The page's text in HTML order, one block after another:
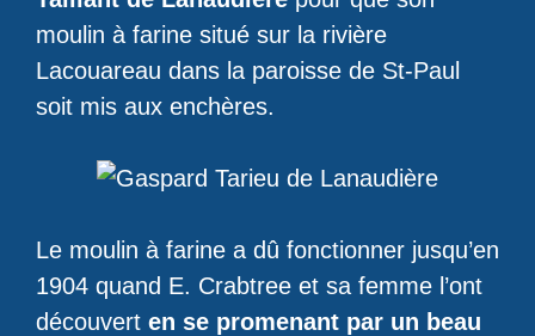
moulin à farine situé sur la rivière
Lacouareau dans la paroisse de St-Paul
soit mis aux enchères.
Le moulin à farine a dû fonctionner jusqu’en
1904 quand E. Crabtree et sa femme l’ont
découvert en se promenant par un beau